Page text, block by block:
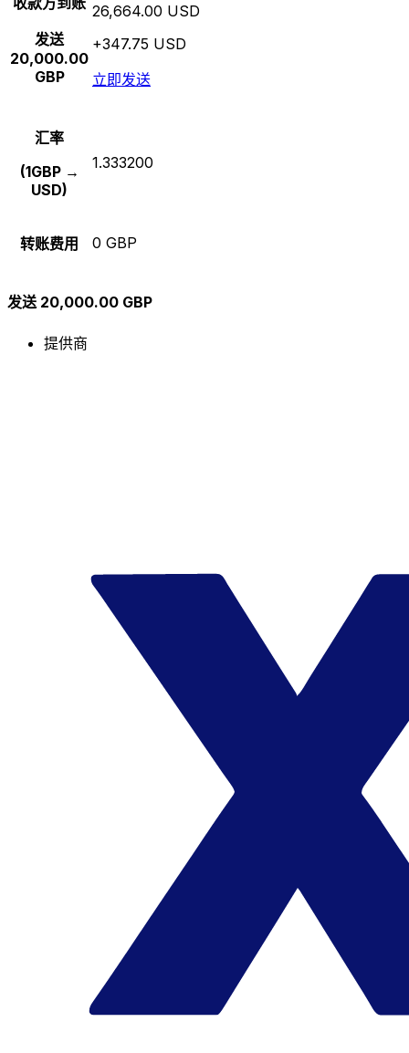
发送
20,000.00
GBP
26,664.00 USD
+347.75 USD
立即发送
汇率
(1GBP →
USD)
1.333200
转账费用 0 GBP
发送 20,000.00 GBP
提供商